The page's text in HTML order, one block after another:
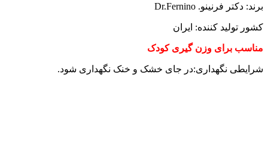
برند: دکتر فرنینو. Dr.Fernino
کشور تولید کننده: ایران
مناسب برای وزن گیری کودک
شرایطی نگهداری:در جای خشک و خنک نگهداری شود.